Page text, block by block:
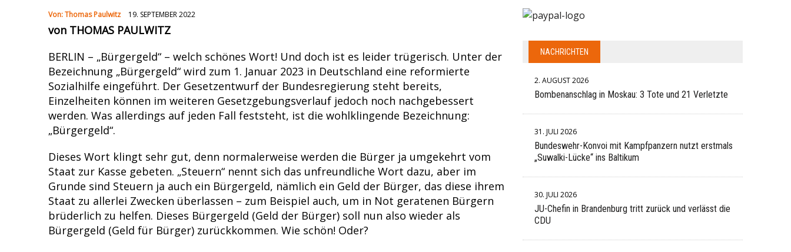
Von:Thomas Paulwitz 19. SEPTEMBER 2022
von THOMAS PAULWITZ
BERLIN – „Bürgergeld“ – welch schönes Wort! Und doch ist es leider trügerisch. Unter der
Bezeichnung „Bürgergeld“ wird zum 1. Januar 2023 in Deutschland eine reformierte
Sozialhilfe eingeführt. Der Gesetzentwurf der Bundesregierung steht bereits,
Einzelheiten können im weiteren Gesetzgebungsverlauf jedoch noch nachgebessert
werden. Was allerdings auf jeden Fall feststeht, ist die wohlklingende Bezeichnung:
„Bürgergeld“.
Dieses Wort klingt sehr gut, denn normalerweise werden die Bürger ja umgekehrt vom
Staat zur Kasse gebeten. „Steuern“ nennt sich das unfreundliche Wort dazu, aber im
Grunde sind Steuern ja auch ein Bürgergeld, nämlich ein Geld der Bürger, das diese ihrem
Staat zu allerlei Zwecken überlassen – zum Beispiel auch, um in Not geratenen Bürgern
brüderlich zu helfen. Dieses Bürgergeld (Geld der Bürger) soll nun also wieder als
Bürgergeld (Geld für Bürger) zurückkommen. Wie schön! Oder?
NACHRICHTEN
2. AUGUST 2026
Bombenanschlag in Moskau: 3 Tote und 21 Verletzte
31. JULI 2026
Bundeswehr-Konvoi mit Kampfpanzern nutzt erstmals
„Suwalki-Lücke“ ins Baltikum
30. JULI 2026
JU-Chefin in Brandenburg tritt zurück und verlässt die
CDU